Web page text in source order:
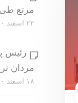
مرتع طی ۵ سال
۲۲ اسفند ۱۴۰۰
رئیس
مردان
۱۸ اسفند ۱۴۰۰